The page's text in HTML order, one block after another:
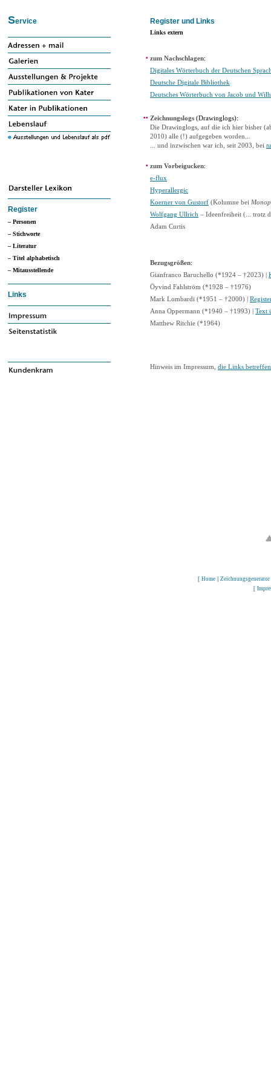
Service Register und Links
Register
– Personen
– Stichworte
– Literatur
– Titel alphabetisch
– Mitausstellende
Links
Links extern
• zum Nachschlagen:
Digitales Wörterbuch der Deutschen
Deutsche Digitale Bibliothek
Deutsches Wörterbuch von Jacob und
•• Zeichnungslogs (Drawinglogs):
Die Drawinglogs, auf die ich hier bisher
2010) alle (!) aufgegeben worden...
... und inzwischen war ich, seit 2003, bei
• zum Vorbeigucken:
e-flux
Hyperallergic
Koerner von Gustorf (Kolumne bei
Wolfgang Ullrich – Ideenfreiheit (... trotz
Adam Curtis
Bezugsgrößen:
Gianfranco Baruchello (*1924 – †2023) |
Öyvind Fahlström (*1928 – †1976)
Mark Lombardi (*1951 – †2000) |
Anna Oppermann (*1940 – †1993) | Text
Matthew Ritchie (*1964)
Hinweis im Impressum, die Links
[ Home| Zeichnungsgenerator
[